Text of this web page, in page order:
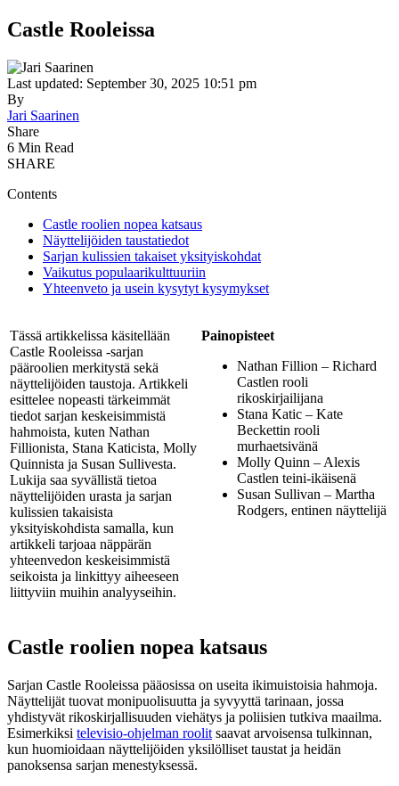
Castle Rooleissa
Last updated: September 30, 2025 10:51 pm
By
Jari Saarinen
Share
6 Min Read
SHARE
Contents
Castle roolien nopea katsaus
Näyttelijöiden taustatiedot
Sarjan kulissien takaiset yksityiskohdat
Vaikutus populaarikulttuuriin
Yhteenveto ja usein kysytyt kysymykset
Tässä artikkelissa käsitellään
Castle Rooleissa -sarjan
pääroolien merkitystä sekä
näyttelijöiden taustoja. Artikkeli
esittelee nopeasti tärkeimmät
tiedot sarjan keskeisimmistä
hahmoista, kuten Nathan
Fillionista, Stana Katicista, Molly
Quinnista ja Susan Sullivesta.
Lukija saa syvällistä tietoa
näyttelijöiden urasta ja sarjan
kulissien takaisista
yksityiskohdista samalla, kun
artikkeli tarjoaa näppärän
yhteenvedon keskeisimmistä
seikoista ja linkittyy aiheeseen
liittyviin muihin analyyseihin.
Painopisteet
Nathan Fillion – Richard
Castlen rooli
rikoskirjailijana
Stana Katic – Kate
Beckettin rooli
murhaetsivänä
Molly Quinn – Alexis
Castlen teini-ikäisenä
Susan Sullivan – Martha
Rodgers, entinen näyttelijä
Castle roolien nopea katsaus
Sarjan Castle Rooleissa pääosissa on useita ikimuistoisia hahmoja.
Näyttelijät tuovat monipuolisuutta ja syvyyttä tarinaan, jossa
yhdistyvät rikoskirjallisuuden viehätys ja poliisien tutkiva maailma.
Esimerkiksi televisio-ohjelman roolit saavat arvoisensa tulkinnan,
kun huomioidaan näyttelijöiden yksilölliset taustat ja heidän
panoksensa sarjan menestyksessä.